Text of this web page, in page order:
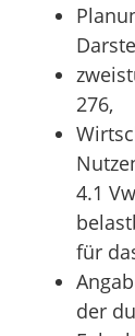
276,
4.1
für
der